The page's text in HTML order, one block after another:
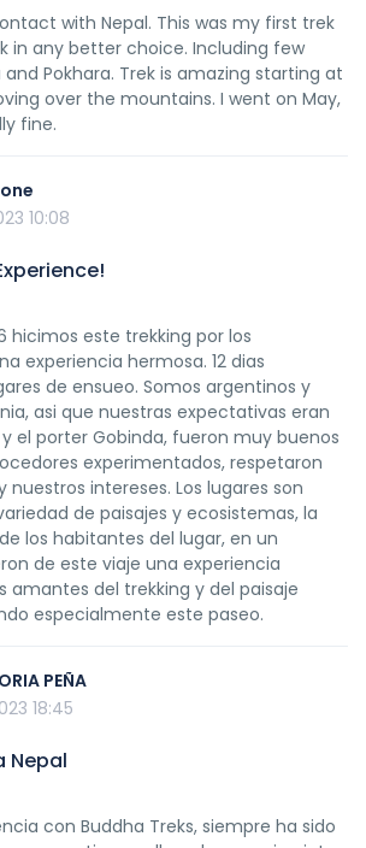
with Nepal. This was my first trek
in any better choice. Including few
Pokhara. Trek is amazing starting at
over the mountains. I went on May,
fine.
10:08
hicimos este trekking por los
experiencia hermosa. 12 dias
de ensueo. Somos argentinos y
asi que nuestras expectativas eran
y el porter Gobinda, fueron muy buenos
experimentados, respetaron
intereses. Los lugares son
de paisajes y ecosistemas, la
los habitantes del lugar, en un
de este viaje una experiencia
amantes del trekking y del paisaje
especialmente este paseo.
PEÑA
18:45
Nepal
con Buddha Treks, siempre ha sido